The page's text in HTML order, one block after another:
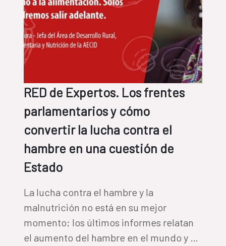
RED de Expertos. Los frentes
parlamentarios y cómo
convertir la lucha contra el
hambre en una cuestión de
Estado
La lucha contra el hambre y la
malnutrición no está en su mejor
momento; los últimos informes relatan
el aumento del hambre en el mundo y el